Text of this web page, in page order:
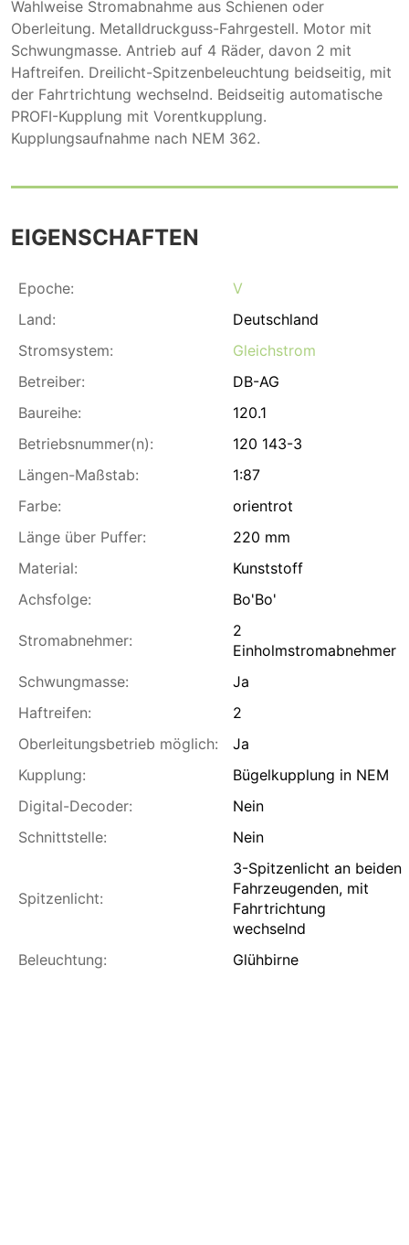
Wahlweise Stromabnahme aus Schienen oder
Oberleitung. Metalldruckguss-Fahrgestell. Motor mit
Schwungmasse. Antrieb auf 4 Räder, davon 2 mit
Haftreifen. Dreilicht-Spitzenbeleuchtung beidseitig, mit
der Fahrtrichtung wechselnd. Beidseitig automatische
PROFI-Kupplung mit Vorentkupplung.
Kupplungsaufnahme nach NEM 362.
EIGENSCHAFTEN
Epoche:
V
Land:
Deutschland
Stromsystem:
Gleichstrom
Betreiber:
DB-AG
Baureihe:
120.1
Betriebsnummer(n):
120 143-3
Längen-Maßstab:
1:87
Farbe:
orientrot
Länge über Puffer:
220 mm
Material:
Kunststoff
Achsfolge:
Bo'Bo'
Stromabnehmer:
2
Einholmstromabnehmer
Schwungmasse:
Ja
Haftreifen:
2
Oberleitungsbetrieb möglich:
Ja
Kupplung:
Bügelkupplung in NEM
Digital-Decoder:
Nein
Schnittstelle:
Nein
Spitzenlicht:
3-Spitzenlicht an beiden
Fahrzeugenden, mit
Fahrtrichtung
wechselnd
Beleuchtung:
Glühbirne